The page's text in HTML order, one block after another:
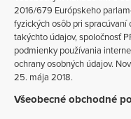
2016/679 Európskeho
fyzických osôb pri
takýchto údajov, spoločnosť
podmienky používania
ochrany osobných údajov.
25. mája 2018.
Všeobecné obchodné